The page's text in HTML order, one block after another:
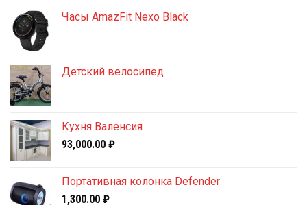
7,500.00 ₽.
Часы AmazFit Nexo Black
Детский велосипед
Кухня Валенсия
93,000.00 ₽
Портативная колонка Defender
1,300.00 ₽